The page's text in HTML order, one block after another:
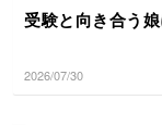
受験と向き合う
2026/07/30